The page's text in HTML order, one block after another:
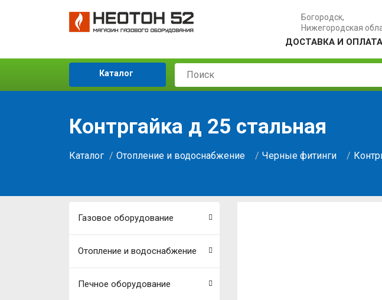
Богородск,
Нижегородская
ДОСТАВКА И ОПЛАТА
Каталог
Контргайка д 25 стальная
Каталог Отопление и водоснабжение Черные фитинги
Газовое оборудование
Отопление и водоснабжение
Печное оборудование